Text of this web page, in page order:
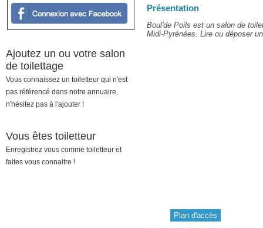
Présentation
Boul'de Poils est un salon de
Midi-Pyrénées. Lire ou déposer
Plan d'accès
Ajoutez un ou votre salon
de toilettage
Vous connaissez un toiletteur qui n'est
pas référencé dans notre annuaire,
n'hésitez pas à l'ajouter !
Vous êtes toiletteur
Enregistrez vous comme toiletteur et
faites vous connaitre !